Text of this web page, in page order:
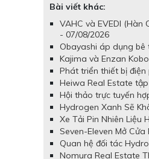
Bài viết khác:
VAHC và EVEDI
- 07/08/2026
Obayashi áp dụng bê
Kajima và Enzan
Phát triển thiết bị
Heiwa Real Estate
Hội thảo trực tuyến
Hydrogen Xanh Sẽ
Xe Tải Pin Nhiên Liệu
Seven-Eleven Mở
Quan hệ đối tác
Nomura Real Estate